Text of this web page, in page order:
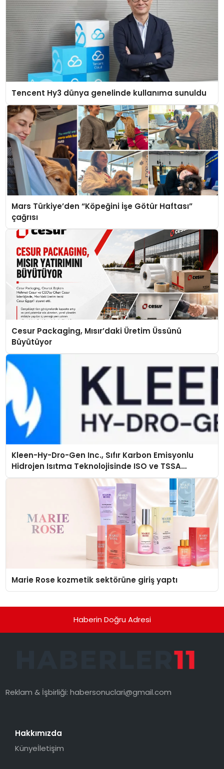
Tencent Hy3 dünya genelinde kullanıma sunuldu
Mars Türkiye’den “Köpeğini İşe Götür Haftası”
çağrısı
Cesur Packaging, Mısır’daki Üretim Üssünü
Büyütüyor
Kleen-Hy-Dro-Gen Inc., Sıfır Karbon Emisyonlu
Hidrojen Isıtma Teknolojisinde ISO ve TSSA
Düzenleyici Onaylarını Aldı
Marie Rose kozmetik sektörüne giriş yaptı
Haberin Doğru Adresi
Reklam & İşbirliği:habersonuclari@gmail.com
Hakkımızda
Künyeİletişim